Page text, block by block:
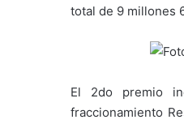
total de 9 millones
El 2do premio
fraccionamiento